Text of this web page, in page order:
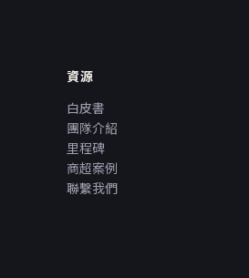
資源
白皮書
團隊介紹
里程碑
商超案例
聯繫我們